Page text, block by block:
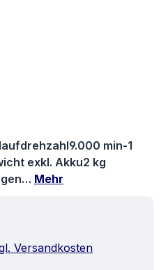
min-1
exkl. Akku2 kg
Mehr
Versandkosten